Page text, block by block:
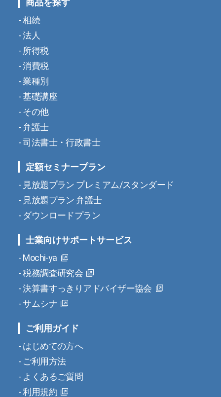
商品を探す
相続
法人
所得税
消費税
業種別
基礎講座
その他
弁護士
司法書士・行政書士
定額セミナープラン
見放題プラン プレミアム/スタンダード
見放題プラン 弁護士
ダウンロードプラン
士業向けサポートサービス
Mochi-ya
税務調査研究会
決算書すっきりアドバイザー協会
サムシナ
ご利用ガイド
はじめての方へ
ご利用方法
よくあるご質問
利用規約